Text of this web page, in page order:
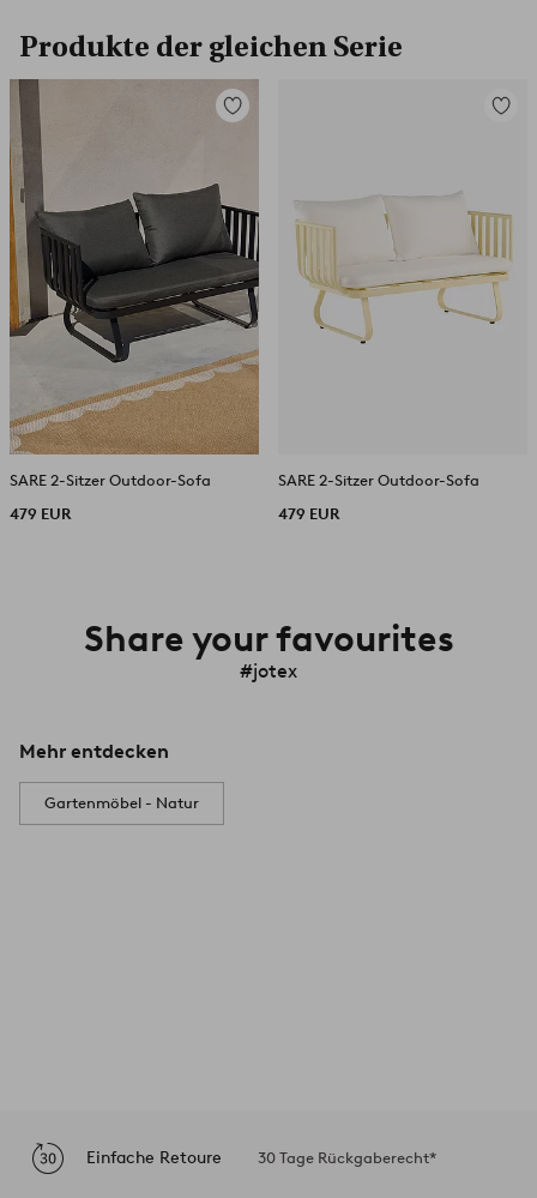
Produkte der gleichen Serie
Zu
SARE 2-Sitzer Outdoor-Sofa
479 EUR
Zu
SARE 2-Sitzer Outdoor-Sofa
479 EUR
Share your favourites
#jotex
Mehr entdecken
Gartenmöbel - Natur
Einfache Retoure 30 Tage Rückgaberecht*